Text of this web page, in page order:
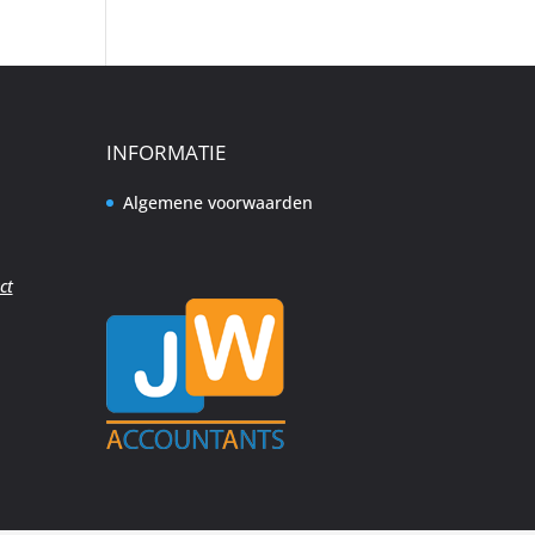
INFORMATIE
Algemene voorwaarden